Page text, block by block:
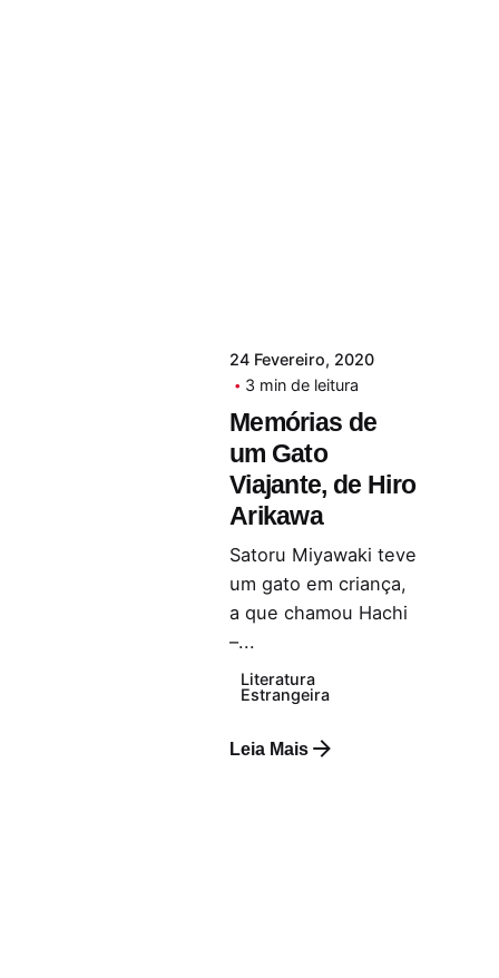
24 Fevereiro, 2020
3 min de leitura
Memórias de
um Gato
Viajante, de Hiro
Arikawa
Satoru Miyawaki teve
um gato em criança,
a que chamou Hachi
–...
Literatura
Estrangeira
Leia Mais